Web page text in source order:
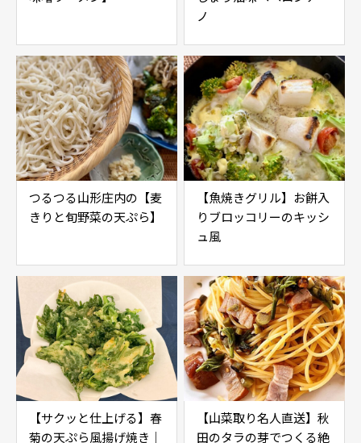
ノ
つるつる山形庄内の【麦
きりと旬野菜の天ぷら】
【魚焼きグリル】お餅入
りブロッコリーのキッシ
ュ風
【サクッと仕上げる】春
菊の天ぷら風揚げ焼き｜
【山菜取り名人直送】秋
田のタラの芽でつくる絶